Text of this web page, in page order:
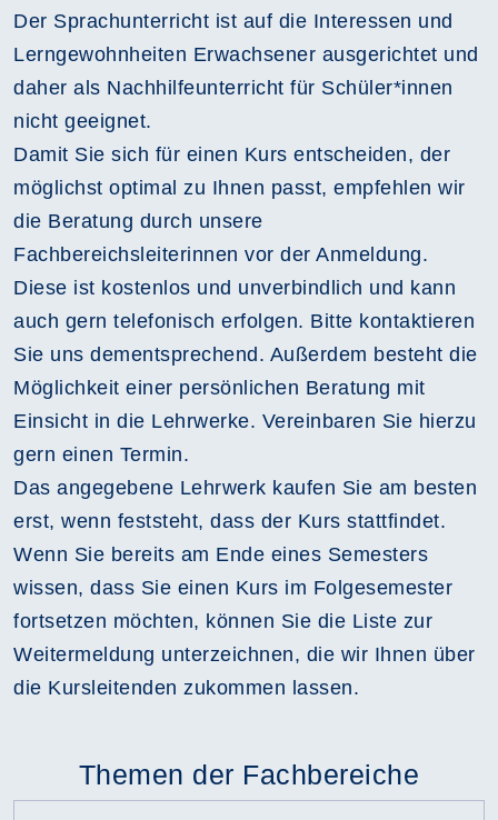
Der Sprachunterricht ist auf die Interessen und
Lerngewohnheiten Erwachsener ausgerichtet und
daher als Nachhilfeunterricht für Schüler*innen
nicht geeignet.
Damit Sie sich für einen Kurs entscheiden, der
möglichst optimal zu Ihnen passt, empfehlen wir
die Beratung durch unsere
Fachbereichsleiterinnen vor der Anmeldung.
Diese ist kostenlos und unverbindlich und kann
auch gern telefonisch erfolgen. Bitte kontaktieren
Sie uns dementsprechend. Außerdem besteht die
Möglichkeit einer persönlichen Beratung mit
Einsicht in die Lehrwerke. Vereinbaren Sie hierzu
gern einen Termin.
Das angegebene Lehrwerk kaufen Sie am besten
erst, wenn feststeht, dass der Kurs stattfindet.
Wenn Sie bereits am Ende eines Semesters
wissen, dass Sie einen Kurs im Folgesemester
fortsetzen möchten, können Sie die Liste zur
Weitermeldung unterzeichnen, die wir Ihnen über
die Kursleitenden zukommen lassen.
Themen der Fachbereiche